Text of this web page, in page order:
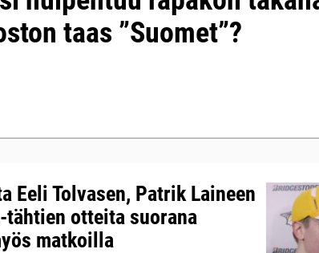
taas ”Suomet”?
Eeli Tolvasen, Patrik Laineen
tähtien otteita suorana
matkoilla